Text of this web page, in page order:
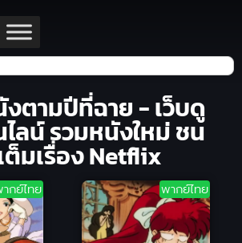
ตามปีที่ฉาย - เว็บดู
ลน์ รวมหนังใหม่ ชน
ต็มเรื่อง Netflix
กย์ไทย พากย์ไทย